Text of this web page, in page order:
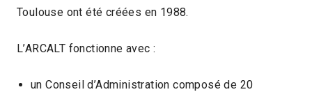
Toulouse ont été créées en 1988.
L’ARCALT fonctionne avec :
un Conseil d’Administration composé de 20